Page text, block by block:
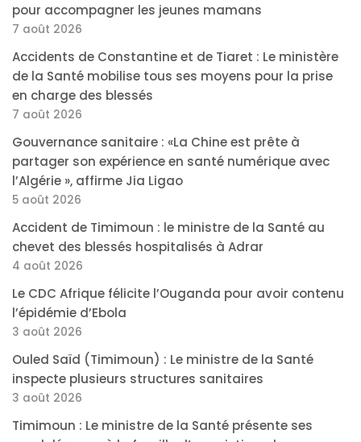
pour accompagner les jeunes mamans
7 août 2026
Accidents de Constantine et de Tiaret : Le ministère
de la Santé mobilise tous ses moyens pour la prise
en charge des blessés
7 août 2026
Gouvernance sanitaire : «La Chine est prête à
partager son expérience en santé numérique avec
l’Algérie », affirme Jia Ligao
5 août 2026
Accident de Timimoun : le ministre de la Santé au
chevet des blessés hospitalisés à Adrar
4 août 2026
Le CDC Afrique félicite l’Ouganda pour avoir contenu
l’épidémie d’Ebola
3 août 2026
Ouled Saïd (Timimoun) : Le ministre de la Santé
inspecte plusieurs structures sanitaires
3 août 2026
Timimoun : Le ministre de la Santé présente ses